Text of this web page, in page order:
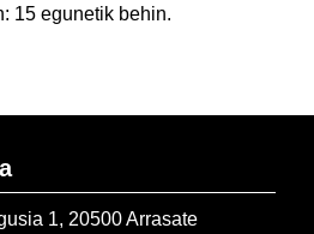
15 egunetik behin.
1, 20500 Arrasate